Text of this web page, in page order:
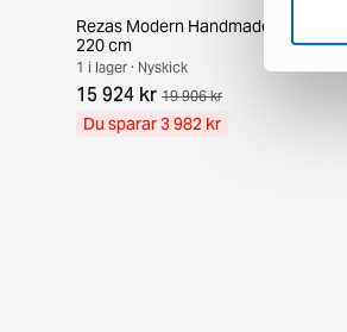
Rezas Modern Handmade Mix matta
220 cm
1 i lager · Nyskick
15 924 kr 19 906 kr
Du sparar 3 982 kr